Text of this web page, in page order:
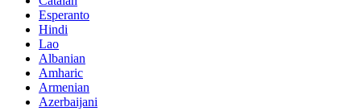
Esperanto
Hindi
Lao
Albanian
Amharic
Armenian
Azerbaijani